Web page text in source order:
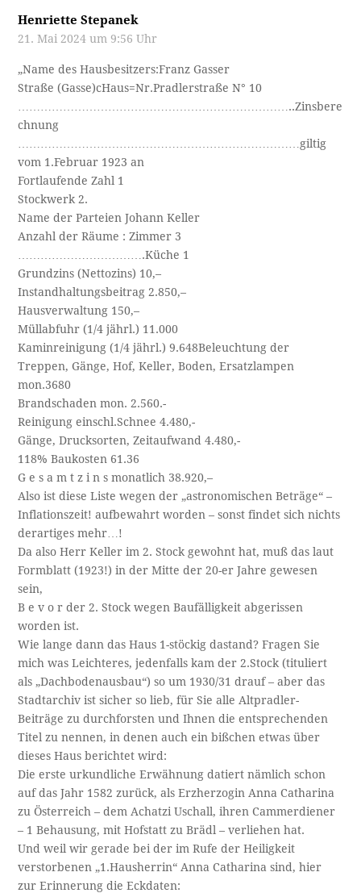
Henriette Stepanek
21. Mai 2024 um 9:56 Uhr
„Name des Hausbesitzers:Franz Gasser
Straße (Gasse)cHaus=Nr.Pradlerstraße N° 10
………………………………………………………………..Zinsbere
chnung
…………………………………………………………………giltig
vom 1.Februar 1923 an
Fortlaufende Zahl 1
Stockwerk 2.
Name der Parteien Johann Keller
Anzahl der Räume : Zimmer 3
…………………………….Küche 1
Grundzins (Nettozins) 10,–
Instandhaltungsbeitrag 2.850,–
Hausverwaltung 150,–
Müllabfuhr (1/4 jährl.) 11.000
Kaminreinigung (1/4 jährl.) 9.648Beleuchtung der
Treppen, Gänge, Hof, Keller, Boden, Ersatzlampen
mon.3680
Brandschaden mon. 2.560.-
Reinigung einschl.Schnee 4.480,-
Gänge, Drucksorten, Zeitaufwand 4.480,-
118% Baukosten 61.36
G e s a m t z i n s monatlich 38.920,–
Also ist diese Liste wegen der „astronomischen Beträge“ –
Inflationszeit! aufbewahrt worden – sonst findet sich nichts
derartiges mehr…!
Da also Herr Keller im 2. Stock gewohnt hat, muß das laut
Formblatt (1923!) in der Mitte der 20-er Jahre gewesen
sein,
B e v o r der 2. Stock wegen Baufälligkeit abgerissen
worden ist.
Wie lange dann das Haus 1-stöckig dastand? Fragen Sie
mich was Leichteres, jedenfalls kam der 2.Stock (tituliert
als „Dachbodenausbau“) so um 1930/31 drauf – aber das
Stadtarchiv ist sicher so lieb, für Sie alle Altpradler-
Beiträge zu durchforsten und Ihnen die entsprechenden
Titel zu nennen, in denen auch ein bißchen etwas über
dieses Haus berichtet wird:
Die erste urkundliche Erwähnung datiert nämlich schon
auf das Jahr 1582 zurück, als Erzherzogin Anna Catharina
zu Österreich – dem Achatzi Uschall, ihren Cammerdiener
– 1 Behausung, mit Hofstatt zu Brädl – verliehen hat.
Und weil wir gerade bei der im Rufe der Heiligkeit
verstorbenen „1.Hausherrin“ Anna Catharina sind, hier
zur Erinnerung die Eckdaten: